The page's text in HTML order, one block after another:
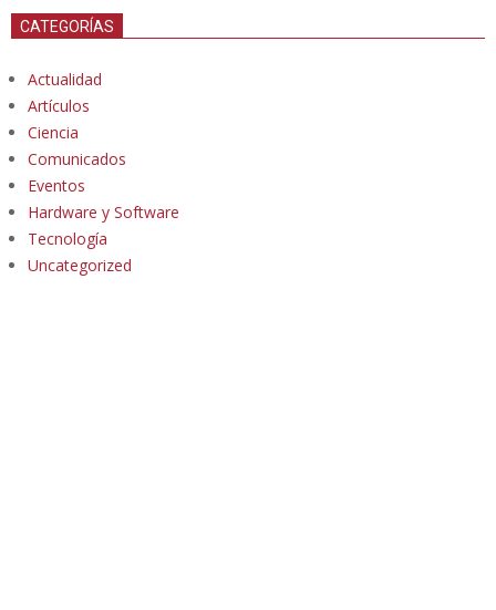
CATEGORÍAS
Actualidad
Artículos
Ciencia
Comunicados
Eventos
Hardware y Software
Tecnología
Uncategorized